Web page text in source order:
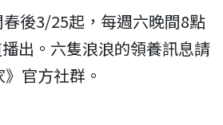
後3/25起，每週六晚間8點
出。六隻浪浪的領養訊息請
》官方社群。